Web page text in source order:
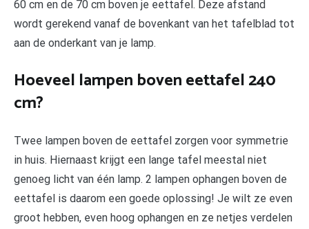
60 cm en de 70 cm boven je eettafel. Deze afstand
wordt gerekend vanaf de bovenkant van het tafelblad tot
aan de onderkant van je lamp.
Hoeveel lampen boven eettafel 240
cm?
Twee lampen boven de eettafel zorgen voor symmetrie
in huis. Hiernaast krijgt een lange tafel meestal niet
genoeg licht van één lamp. 2 lampen ophangen boven de
eettafel is daarom een goede oplossing! Je wilt ze even
groot hebben, even hoog ophangen en ze netjes verdelen